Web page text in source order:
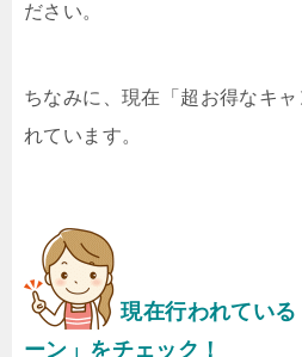
ださい。
ちなみに、現在「超お得なキ
れています。
現在行われてい
ーン」をチェック！